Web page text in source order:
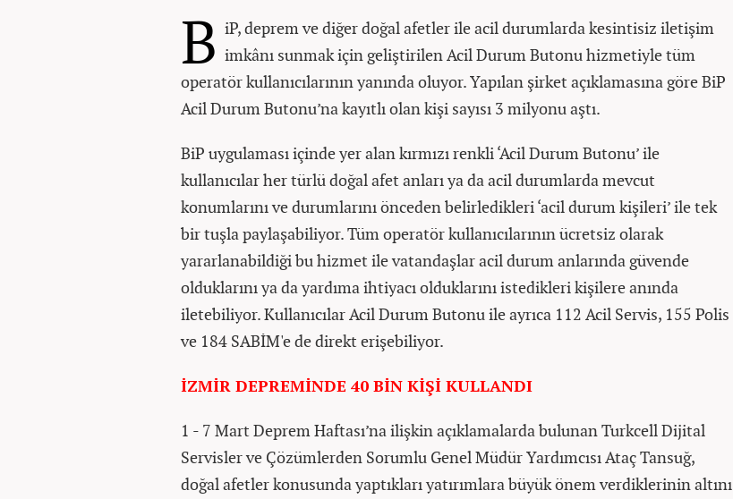
B iP, deprem ve diğer doğal afetler ile acil durumlarda kesintisiz iletişim
imkânı sunmak için geliştirilen Acil Durum Butonu hizmetiyle tüm
operatör kullanıcılarının yanında oluyor. Yapılan şirket açıklamasına göre BiP
Acil Durum Butonu’na kayıtlı olan kişi sayısı 3 milyonu aştı.
BiP uygulaması içinde yer alan kırmızı renkli ‘Acil Durum Butonu’ ile
kullanıcılar her türlü doğal afet anları ya da acil durumlarda mevcut
konumlarını ve durumlarını önceden belirledikleri ‘acil durum kişileri’ ile tek
bir tuşla paylaşabiliyor. Tüm operatör kullanıcılarının ücretsiz olarak
yararlanabildiği bu hizmet ile vatandaşlar acil durum anlarında güvende
olduklarını ya da yardıma ihtiyacı olduklarını istedikleri kişilere anında
iletebiliyor. Kullanıcılar Acil Durum Butonu ile ayrıca 112 Acil Servis, 155 Polis
ve 184 SABİM'e de direkt erişebiliyor.
İZMİR DEPREMİNDE 40 BİN KİŞİ KULLANDI
1 - 7 Mart Deprem Haftası’na ilişkin açıklamalarda bulunan Turkcell Dijital
Servisler ve Çözümlerden Sorumlu Genel Müdür Yardımcısı Ataç Tansuğ,
doğal afetler konusunda yaptıkları yatırımlara büyük önem verdiklerinin altını